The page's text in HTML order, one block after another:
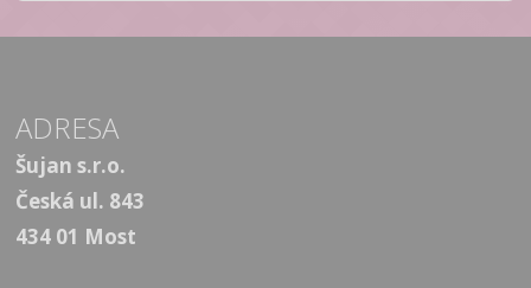
ADRESA
Šujan s.r.o.
Česká ul. 843
434 01 Most